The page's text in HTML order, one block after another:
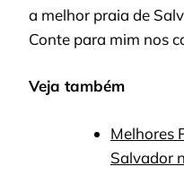
a melhor praia de
Conte para mim nos
Veja também
Melhores
Salvador